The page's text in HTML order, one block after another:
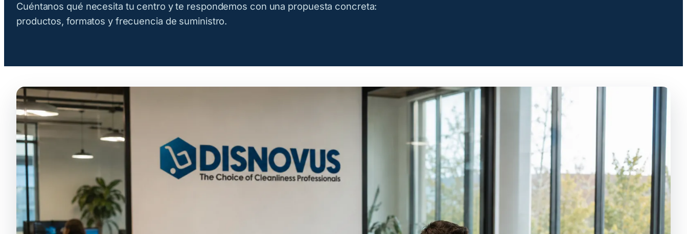
Cuéntanos qué necesita tu centro y te respondemos con una propuesta concreta:
productos, formatos y frecuencia de suministro.